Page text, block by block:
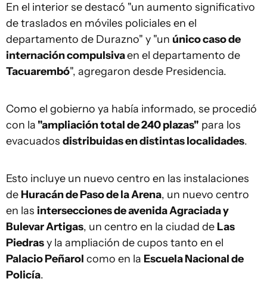
En el interior se destacó "un aumento significativo
de traslados en móviles policiales en el
departamento de Durazno" y "un único caso de
internación compulsivaen el departamento de
Tacuarembó", agregaron desde Presidencia.
Como el gobierno ya había informado, se procedió
con la "ampliación total de 240 plazas" para los
evacuados distribuidas en distintas localidades.
Esto incluye un nuevo centro en las instalaciones
de Huracán de Paso de la Arena, un nuevo centro
en las intersecciones de avenida Agraciada y
Bulevar Artigas, un centro en la ciudad de Las
Piedrasy la ampliación de cupos tanto en el
Palacio Peñarol como en la Escuela Nacional de
Policía.